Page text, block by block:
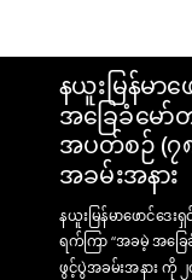
နယူးမြန်မာ
အခြေခံမေ
အပတ်စဉ် (၇
အခမ်းအနား
နယူးမြန်မာဖောင်ဒေး
ရက်ကြာ “အခမဲ့ အခြ
ဖွင့်ပွဲအခမ်းအနား ကို